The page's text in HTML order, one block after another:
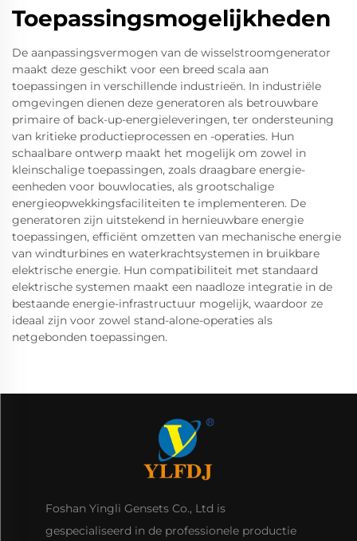
Toepassingsmogelijkheden
De aanpassingsvermogen van de wisselstroomgenerator
maakt deze geschikt voor een breed scala aan
toepassingen in verschillende industrieën. In industriële
omgevingen dienen deze generatoren als betrouwbare
primaire of back-up-energieleveringen, ter ondersteuning
van kritieke productieprocessen en -operaties. Hun
schaalbare ontwerp maakt het mogelijk om zowel in
kleinschalige toepassingen, zoals draagbare energie-
eenheden voor bouwlocaties, als grootschalige
energieopwekkingsfaciliteiten te implementeren. De
generatoren zijn uitstekend in hernieuwbare energie
toepassingen, efficiënt omzetten van mechanische energie
van windturbines en waterkrachtsystemen in bruikbare
elektrische energie. Hun compatibiliteit met standaard
elektrische systemen maakt een naadloze integratie in de
bestaande energie-infrastructuur mogelijk, waardoor ze
ideaal zijn voor zowel stand-alone-operaties als
netgebonden toepassingen.
Foshan Yingli Gensets Co., Ltd is
gespecialiseerd in de professionele productie